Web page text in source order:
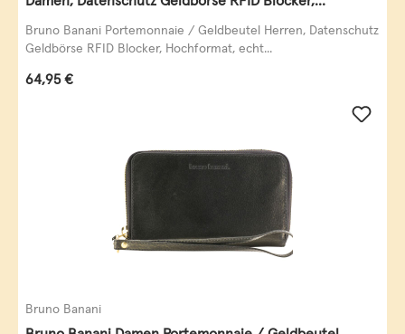
Querformat, echt Leder, taupe
Bruno Banani Portemonnaie / Geldbeutel Herren, Datenschutz
Geldbörse RFID Blocker, Hochformat, echt...
Regulärer Preis:
64,95 €
Bruno Banani